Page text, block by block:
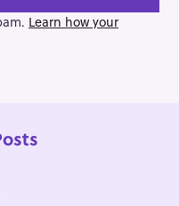
Learn how your